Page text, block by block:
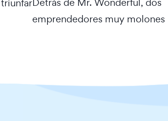
Detrás de Mr. Wonderful, dos
emprendedores muy molones